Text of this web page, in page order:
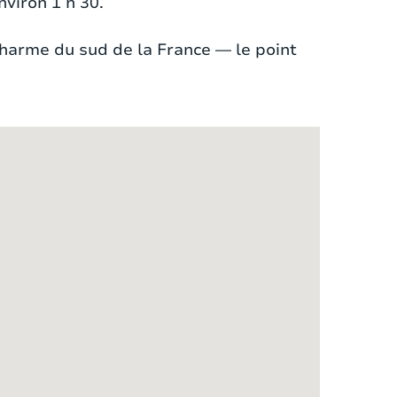
coin lounge. Vous pourrez y
du sud de la France — le point